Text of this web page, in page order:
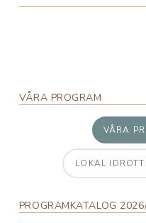
VÅRA PROGRAM
VÅRA
LOKAL
PROGRAMKATALOG